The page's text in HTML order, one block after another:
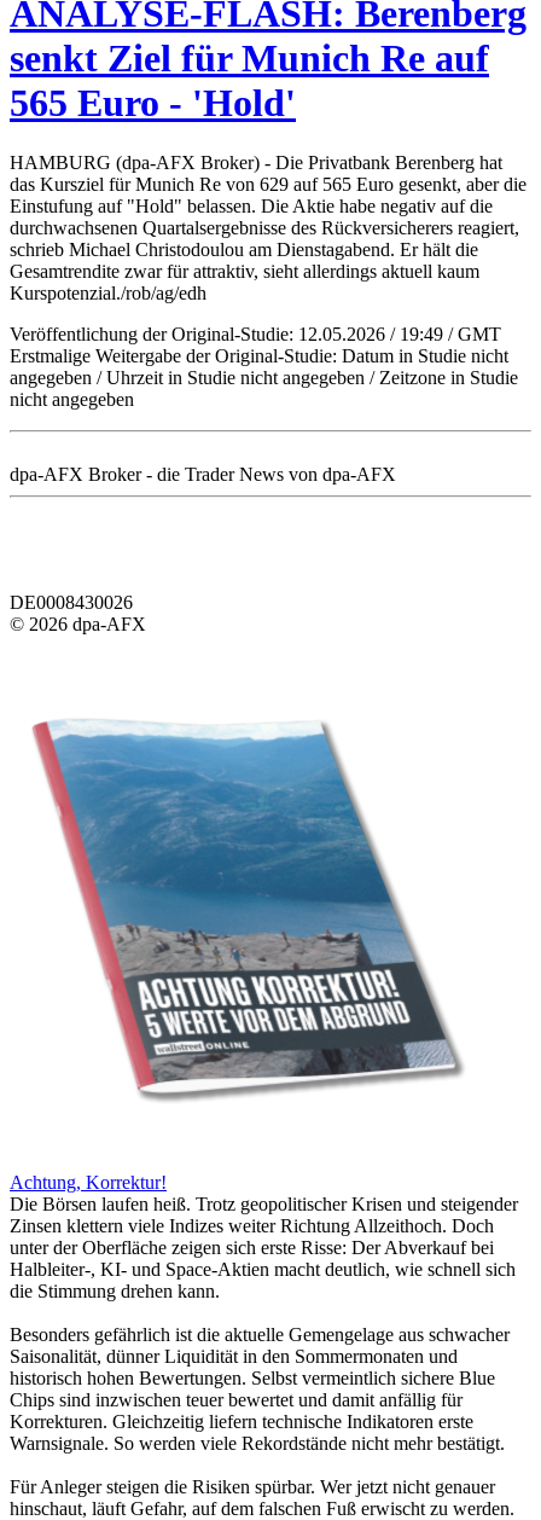
ANALYSE-FLASH: Berenberg
senkt Ziel für Munich Re auf
565 Euro - 'Hold'
HAMBURG (dpa-AFX Broker) - Die Privatbank Berenberg hat
das Kursziel für Munich Re von 629 auf 565 Euro gesenkt, aber die
Einstufung auf "Hold" belassen. Die Aktie habe negativ auf die
durchwachsenen Quartalsergebnisse des Rückversicherers reagiert,
schrieb Michael Christodoulou am Dienstagabend. Er hält die
Gesamtrendite zwar für attraktiv, sieht allerdings aktuell kaum
Kurspotenzial./rob/ag/edh
Veröffentlichung der Original-Studie: 12.05.2026 / 19:49 / GMT
Erstmalige Weitergabe der Original-Studie: Datum in Studie nicht
angegeben / Uhrzeit in Studie nicht angegeben / Zeitzone in Studie
nicht angegeben
dpa-AFX Broker - die Trader News von dpa-AFX
DE0008430026
© 2026 dpa-AFX
Achtung, Korrektur!
Die Börsen laufen heiß. Trotz geopolitischer Krisen und steigender
Zinsen klettern viele Indizes weiter Richtung Allzeithoch. Doch
unter der Oberfläche zeigen sich erste Risse: Der Abverkauf bei
Halbleiter-, KI- und Space-Aktien macht deutlich, wie schnell sich
die Stimmung drehen kann.
Besonders gefährlich ist die aktuelle Gemengelage aus schwacher
Saisonalität, dünner Liquidität in den Sommermonaten und
historisch hohen Bewertungen. Selbst vermeintlich sichere Blue
Chips sind inzwischen teuer bewertet und damit anfällig für
Korrekturen. Gleichzeitig liefern technische Indikatoren erste
Warnsignale. So werden viele Rekordstände nicht mehr bestätigt.
Für Anleger steigen die Risiken spürbar. Wer jetzt nicht genauer
hinschaut, läuft Gefahr, auf dem falschen Fuß erwischt zu werden.